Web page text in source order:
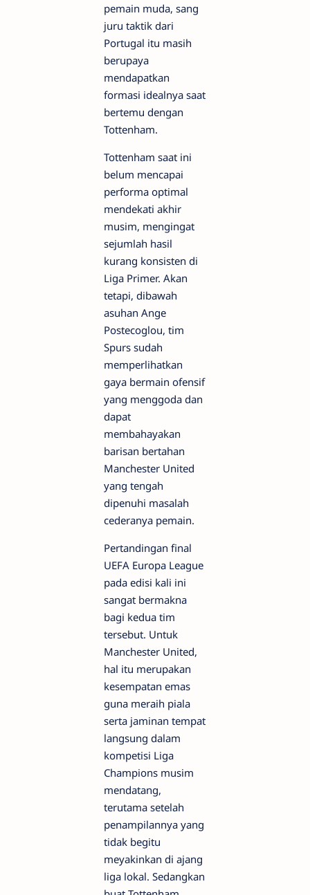
pemain muda, sang
juru taktik dari
Portugal itu masih
berupaya
mendapatkan
formasi idealnya saat
bertemu dengan
Tottenham.
Tottenham saat ini
belum mencapai
performa optimal
mendekati akhir
musim, mengingat
sejumlah hasil
kurang konsisten di
Liga Primer. Akan
tetapi, dibawah
asuhan Ange
Postecoglou, tim
Spurs sudah
memperlihatkan
gaya bermain ofensif
yang menggoda dan
dapat
membahayakan
barisan bertahan
Manchester United
yang tengah
dipenuhi masalah
cederanya pemain.
Pertandingan final
UEFA Europa League
pada edisi kali ini
sangat bermakna
bagi kedua tim
tersebut. Untuk
Manchester United,
hal itu merupakan
kesempatan emas
guna meraih piala
serta jaminan tempat
langsung dalam
kompetisi Liga
Champions musim
mendatang,
terutama setelah
penampilannya yang
tidak begitu
meyakinkan di ajang
liga lokal. Sedangkan